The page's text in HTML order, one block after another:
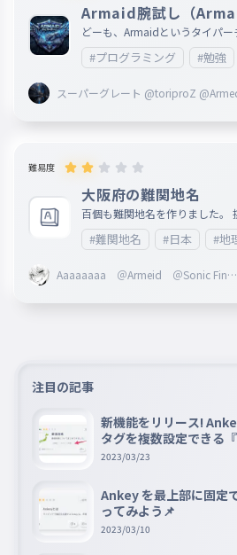
Armaid腕試し（
対やって！）
どーも、Armaidというタイパ
ーグレートと申します。 今回
グを作ったので、プレイして
良いけど、スコア1300位いっ
バーはやってください！（必ず
#プログラミング #勉強
スーパーグレート @toriproZ
難易度
大阪府の難関地名
百個も難関地名を作りました。
#難関地名 #日本 #地
Aaaaaaaa ＠Armeid ＠Sonic Finge
注目の記事
新機能をリリース!
タグを複数設定できる
2023/03/23
Ankey を最上部に固定
ってみよう📌
2023/03/10